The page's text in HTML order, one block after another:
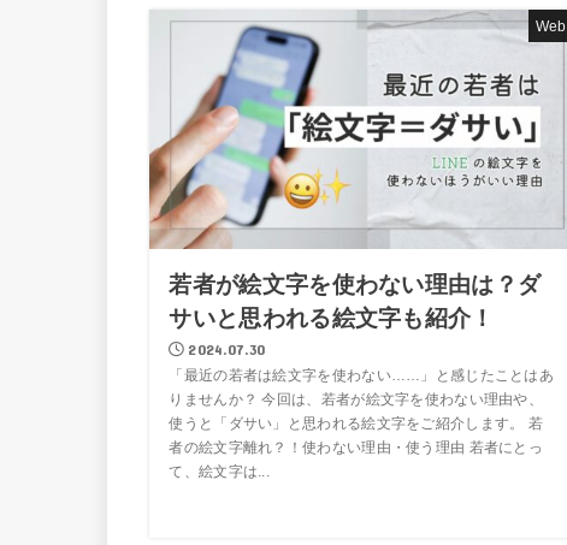
Web
若者が絵文字を使わない理由は？ダ
サいと思われる絵文字も紹介！
2024.07.30
「最近の若者は絵文字を使わない……」と感じたことはあ
りませんか？ 今回は、若者が絵文字を使わない理由や、
使うと「ダサい」と思われる絵文字をご紹介します。 若
者の絵文字離れ？！使わない理由・使う理由 若者にとっ
て、絵文字は...